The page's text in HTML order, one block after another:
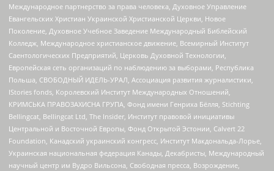
Международное партнерство за права человека, Духовное Управление
Евангельских Христиан Украинской Христианской Церкви, Новое
Поколение, Духовное Учебное Заведение Международный Библейский
Колледж, Международное христианское движение, Всемирный Институт
Саентологических Предприятий, Церковь Духовной Технологии,
Европейская сеть организаций по наблюдению за выборами, Республика
Польша, СВОБОДНЫЙ ИДЕЛЬ-УРАЛ, Ассоциация развития журналистики,
IStories fonds, Королевский Институт Международных Отношений,
КРИМСЬКА ПРАВОЗАХИСНА ГРУПА, Фонд имени Генриха Бёлля, Stichting
Bellingcat, Bellingcat Ltd, The Insider, Институт правовой инициативы
Центральной и Восточной Европы, Фонд Открытой Эстонии, Calvert 22
Foundation, Канадский украинский конгресс, Институт Макдональда-Лорье,
Украинская национальная федерация Канады, Декабристы, Международный
научный центр им Вудро Вильсона, Свободная пресса, Возрождение,